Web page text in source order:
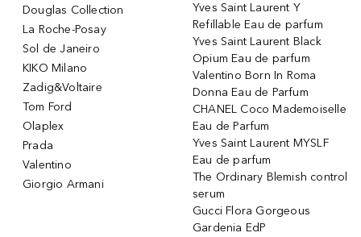
Douglas Collection
La Roche-Posay
Sol de Janeiro
KIKO Milano
Zadig&Voltaire
Tom Ford
Olaplex
Prada
Valentino
Giorgio Armani
Yves Saint Laurent Y
Refillable Eau de parfum
Yves Saint Laurent Black
Opium Eau de parfum
Valentino Born In Roma
Donna Eau de Parfum
CHANEL Coco Mademoiselle
Eau de Parfum
Yves Saint Laurent MYSLF
Eau de parfum
The Ordinary Blemish control
serum
Gucci Flora Gorgeous
Gardenia EdP